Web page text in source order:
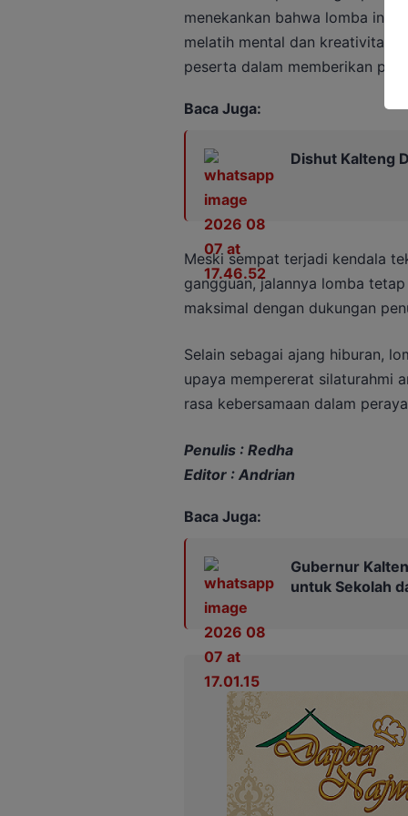
menekankan bahwa lomba ini
melatih mental dan kreativitas
peserta dalam memberikan
Baca Juga:
Dishut Kalteng
Meski sempat terjadi kendala
gangguan, jalannya lomba
maksimal dengan dukungan
Selain sebagai ajang hiburan,
upaya mempererat silaturahmi
rasa kebersamaan dalam
Penulis : Redha
Editor : Andrian
Baca Juga:
Gubernur
untuk Sekolah